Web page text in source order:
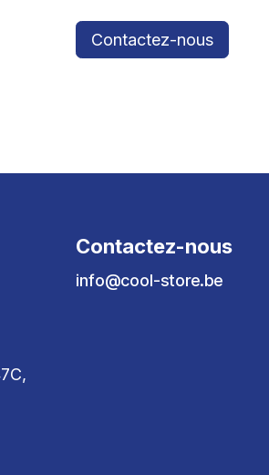
Contactez-nous
Contactez-nous
info@cool-store.be